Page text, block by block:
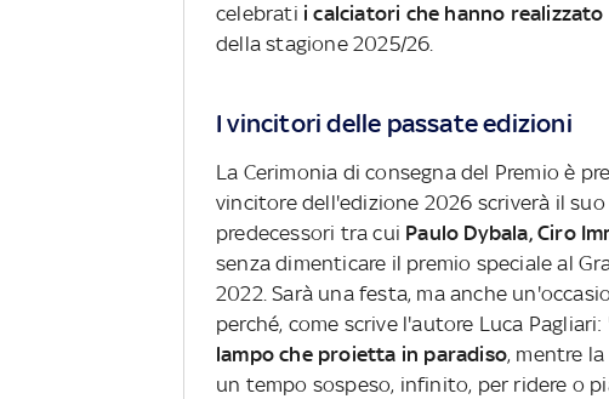
celebrati i calciatori che hanno realizzato
della stagione 2025/26.
I vincitori delle passate edizioni
La Cerimonia di consegna del Premio è
vincitore dell'edizione 2026 scriverà il
predecessori tra cui Paulo Dybala, Ciro
senza dimenticare il premio speciale al
2022. Sarà una festa, ma anche
perché, come scrive l'autore Luca Pagliari:
lampo che proietta in paradiso, mentre
un tempo sospeso, infinito, per ridere o